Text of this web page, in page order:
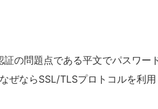
証の問題点である平文でパスワ
ぜならSSL/TLSプロトコルを利